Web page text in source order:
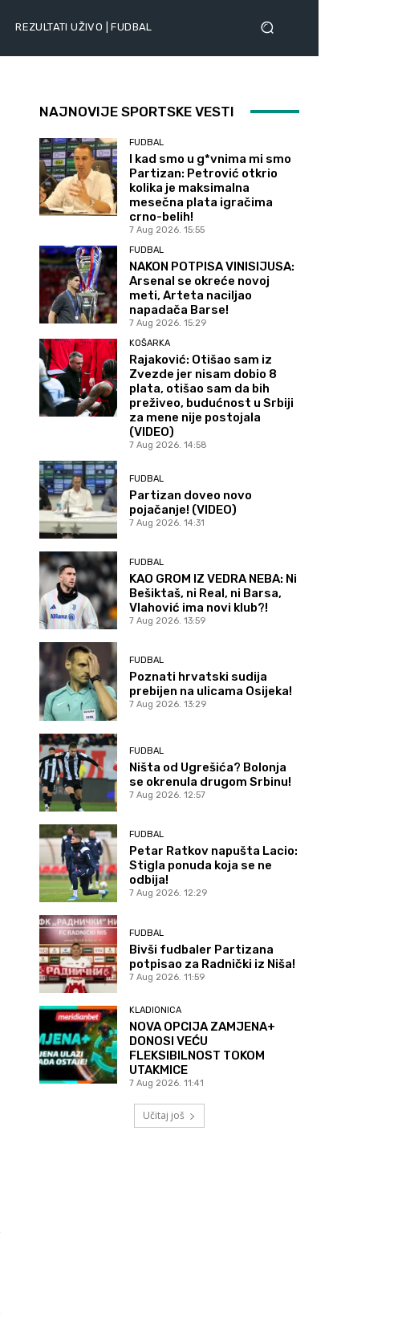
REZULTATI UŽIVO | FUDBAL
NAJNOVIJE SPORTSKE VESTI
FUDBAL
I kad smo u g*vnima mi smo
Partizan: Petrović otkrio
kolika je maksimalna
mesečna plata igračima
crno-belih!
7 Aug 2026. 15:55
FUDBAL
NAKON POTPISA VINISIJUSA:
Arsenal se okreće novoj
meti, Arteta naciljao
napadača Barse!
7 Aug 2026. 15:29
KOŠARKA
Rajaković: Otišao sam iz
Zvezde jer nisam dobio 8
plata, otišao sam da bih
preživeo, budućnost u Srbiji
za mene nije postojala
(VIDEO)
7 Aug 2026. 14:58
FUDBAL
Partizan doveo novo
pojačanje! (VIDEO)
7 Aug 2026. 14:31
FUDBAL
KAO GROM IZ VEDRA NEBA: Ni
Bešiktaš, ni Real, ni Barsa,
Vlahović ima novi klub?!
7 Aug 2026. 13:59
FUDBAL
Poznati hrvatski sudija
prebijen na ulicama Osijeka!
7 Aug 2026. 13:29
FUDBAL
Ništa od Ugrešića? Bolonja
se okrenula drugom Srbinu!
7 Aug 2026. 12:57
FUDBAL
Petar Ratkov napušta Lacio:
Stigla ponuda koja se ne
odbija!
7 Aug 2026. 12:29
FUDBAL
Bivši fudbaler Partizana
potpisao za Radnički iz Niša!
7 Aug 2026. 11:59
KLADIONICA
NOVA OPCIJA ZAMJENA+
DONOSI VEĆU
FLEKSIBILNOST TOKOM
UTAKMICE
7 Aug 2026. 11:41
Učitaj još